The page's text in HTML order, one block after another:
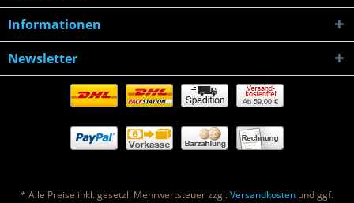
Informationen
Newsletter
Ab 59,00 €
* Alle Preise inkl. gesetzl. Mehrwertsteuer zzgl.Versandkosten und ggf.